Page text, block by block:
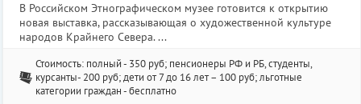
В Российском Этнографическом музее готовится к открытию
новая выставка, рассказывающая о художественной культуре
народов Крайнего Севера. ...
Стоимость: полный - 350 руб; пенсионеры РФ и РБ, студенты,
курсанты- 200 руб; дети от 7 до 16 лет – 100 руб; льготные
категории граждан - бесплатно